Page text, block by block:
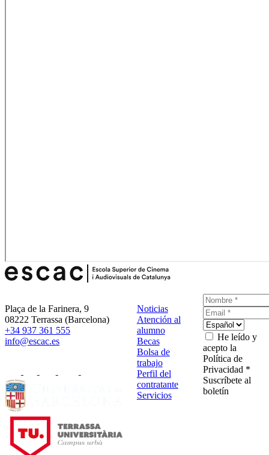
Plaça de la Farinera, 9
08222 Terrassa (Barcelona)
+34 937 361 555
info@escac.es
Noticias
Atención al
alumno
Becas
Bolsa de
trabajo
Perfil del
contratante
Servicios
He leído y
acepto la
Política de
Privacidad *
Suscríbete al
boletín